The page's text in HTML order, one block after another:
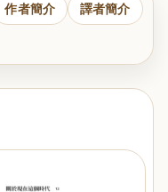
作者簡介 譯者簡介